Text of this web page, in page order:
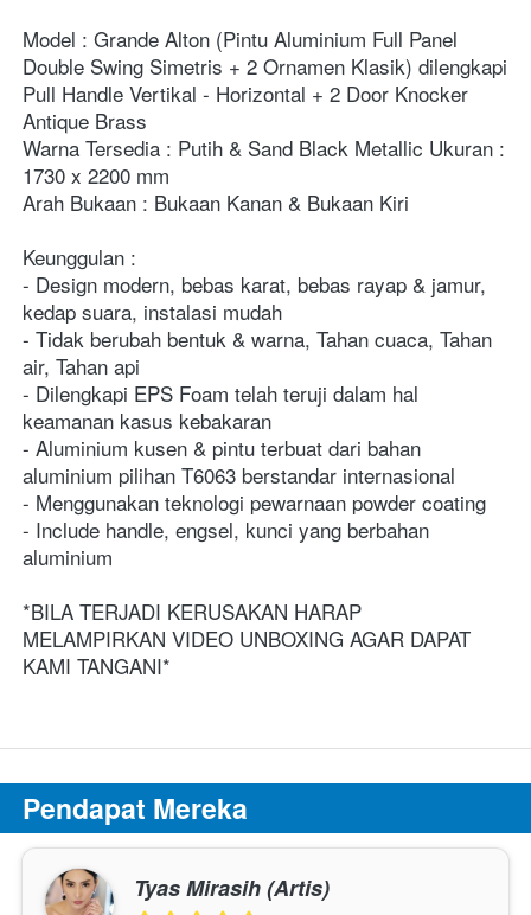
Double Swing Simetris + 2 Ornamen Klasik) dilengkapi
Pull Handle Vertikal - Horizontal + 2 Door Knocker
Antique Brass
Warna Tersedia : Putih & Sand Black Metallic Ukuran :
1730 x 2200 mm
Arah Bukaan : Bukaan Kanan & Bukaan Kiri
Keunggulan :
- Design modern, bebas karat, bebas rayap & jamur,
kedap suara, instalasi mudah
- Tidak berubah bentuk & warna, Tahan cuaca, Tahan
air, Tahan api
- Dilengkapi EPS Foam telah teruji dalam hal
keamanan kasus kebakaran
- Aluminium kusen & pintu terbuat dari bahan
aluminium pilihan T6063 berstandar internasional
- Menggunakan teknologi pewarnaan powder coating
- Include handle, engsel, kunci yang berbahan
aluminium
*BILA TERJADI KERUSAKAN HARAP
MELAMPIRKAN VIDEO UNBOXING AGAR DAPAT
KAMI TANGANI*
Pendapat Mereka
Tyas Mirasih (Artis)